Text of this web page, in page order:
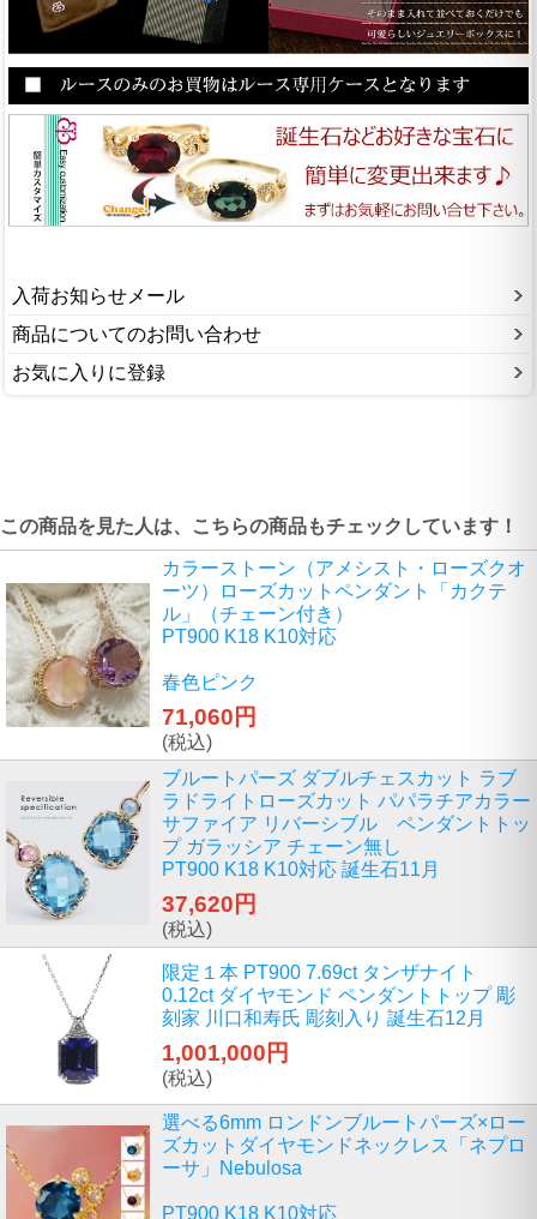
入荷お知らせメール
商品についてのお問い合わせ
お気に入りに登録
この商品を見た人は、こちらの商品もチェックしています！
カラーストーン（アメシスト・ローズクオ
ーツ）ローズカットペンダント「カクテ
ル」（チェーン付き）
PT900 K18 K10対応
春色ピンク
71,060円
(税込)
ブルートパーズ ダブルチェスカット ラブ
ラドライトローズカット パパラチアカラー
サファイア リバーシブル ペンダントトッ
プ ガラッシア チェーン無し
PT900 K18 K10対応 誕生石11月
37,620円
(税込)
限定１本 PT900 7.69ct タンザナイト
0.12ct ダイヤモンド ペンダントトップ 彫
刻家 川口和寿氏 彫刻入り 誕生石12月
1,001,000円
(税込)
選べる6mm ロンドンブルートパーズ×ロー
ズカットダイヤモンドネックレス「ネプロ
ーサ」Nebulosa
PT900 K18 K10対応